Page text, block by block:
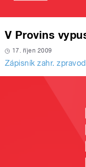
V Provins
17. říjen 2009
Zápisník zahr.